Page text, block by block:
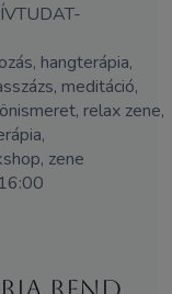
hangterápia,
meditáció,
relax zene,
zene